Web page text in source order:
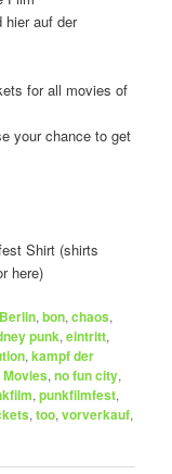
hier auf der
for all movies of
your chance to get
Shirt (shirts
here)
Berlin,bon,chaos,
punk,eintritt,
,kampf der
Movies,no fun city,
,punkfilmfest,
,too,vorverkauf,